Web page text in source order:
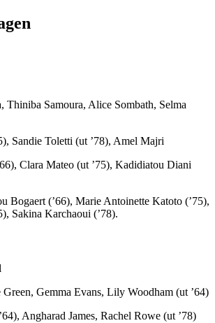
Thiniba Samoura, Alice Sombath, Selma
Sandie Toletti (ut ’78), Amel Majri
Clara Mateo (ut ’75), Kadidiatou Diani
Bogaert (’66), Marie Antoinette Katoto (’75),
Sakina Karchaoui (’78).
Green, Gemma Evans, Lily Woodham (ut ’64)
Angharad James, Rachel Rowe (ut ’78)